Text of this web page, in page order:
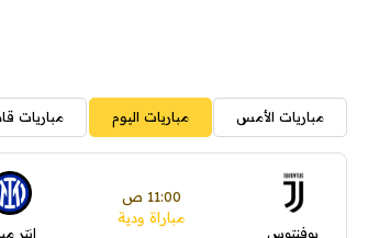
مباريات الأمس مباريات اليوم مباريات
يوفنتوس
11:00 ص
مباراة ودية
إنتر